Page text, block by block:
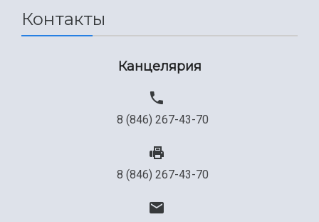
Сведения об образовательной организации
Официальные документы
Контакты
Канцелярия
8 (846) 267-43-70
8 (846) 267-43-70